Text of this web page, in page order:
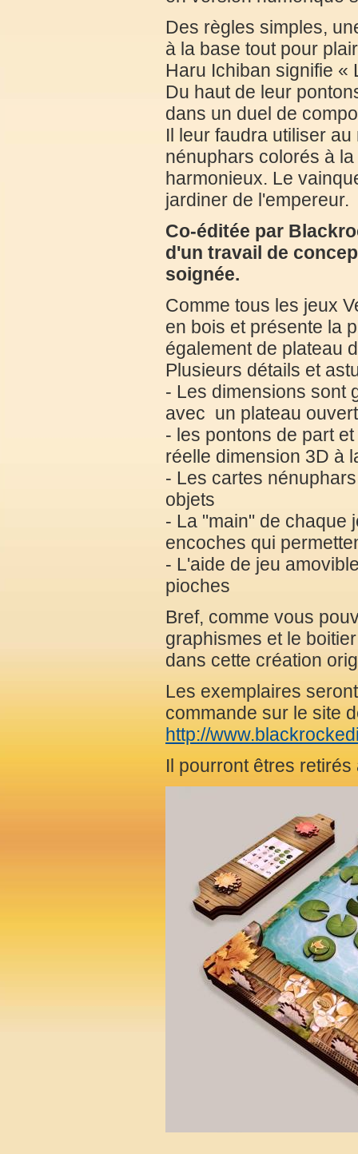
Des règles simples,
à la base tout pour
Haru Ichiban signifie «
Du haut de leur
dans un duel de
Il leur faudra utiliser
nénuphars colorés à
harmonieux. Le
jardiner de l'empereur.
Co-éditée par
d'un travail de
soignée.
Comme tous les jeux
en bois et présente la
également de plateau
Plusieurs détails et
- Les dimensions sont
avec un plateau
- les pontons de part
réelle dimension 3D à
- Les cartes
objets
- La "main" de chaque
encoches qui
- L'aide de jeu
pioches
Bref, comme vous
graphismes et le
dans cette création
Les exemplaires
commande sur le site
http://
Il pourront êtres